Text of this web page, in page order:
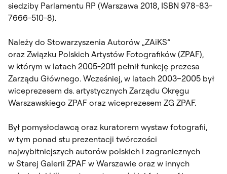
siedziby Parlamentu RP (Warszawa 2018, ISBN 978-83-
7666-510-8).
Należy do Stowarzyszenia Autorów „ZAiKS”
oraz Związku Polskich Artystów Fotografików (ZPAF),
w którym w latach 2005-2011 pełnił funkcję prezesa
Zarządu Głównego. Wcześniej, w latach 2003–2005 był
wiceprezesem ds. artystycznych Zarządu Okręgu
Warszawskiego ZPAF oraz wiceprezesem ZG ZPAF.
Był pomysłodawcą oraz kuratorem wystaw fotografii,
w tym ponad stu prezentacji twórczości
najwybitniejszych autorów polskich i zagranicznych
w Starej Galerii ZPAF w Warszawie oraz w innych